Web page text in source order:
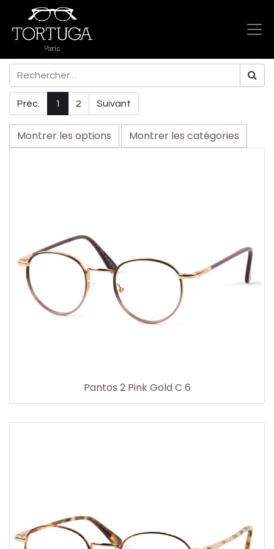
Préc. 1 2 Suivant
Montrer les options Montrer les catégories
Pantos 2 Pink Gold C 6